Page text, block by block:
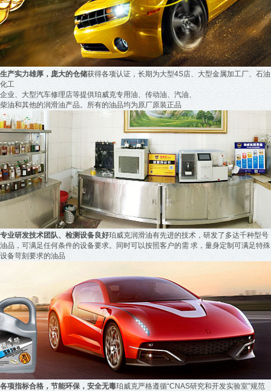
生产实力雄厚，庞大的仓储获得各项认证，长期为大型4S店、大型金属加工厂、石油
化工
企业、大型汽车修理店等提供珀威克专用油、传动油、汽油、
柴油和其他的润滑油产品。所有的油品均为原厂原装正品
专业研发技术团队、检测设备良好珀威克润滑油有先进的技术， 研发了多达千种型号
油品， 可满足任何条件的设备要求。同时可以按照客户的需 求，量身定制可满足特殊
设备苛刻要求的油品
各项指标合格，节能环保，安全无毒珀威克严格遵循“CNAS研究和开发实验室”规范